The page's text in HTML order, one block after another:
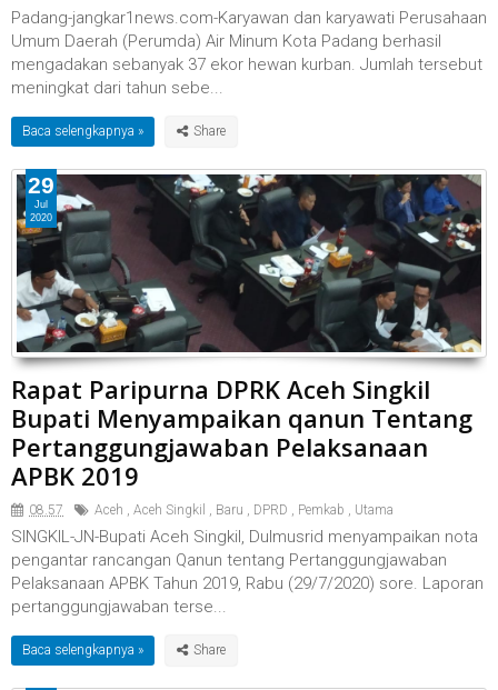
Padang-jangkar1news.com-Karyawan dan karyawati Perusahaan
Umum Daerah (Perumda) Air Minum Kota Padang berhasil
mengadakan sebanyak 37 ekor hewan kurban. Jumlah tersebut
meningkat dari tahun sebe...
Baca selengkapnya »
Rapat Paripurna DPRK Aceh Singkil
Bupati Menyampaikan qanun Tentang
Pertanggungjawaban Pelaksanaan
APBK 2019
08.57 Aceh , Aceh Singkil , Baru , DPRD , Pemkab , Utama
SINGKIL-JN-Bupati Aceh Singkil, Dulmusrid menyampaikan nota
pengantar rancangan Qanun tentang Pertanggungjawaban
Pelaksanaan APBK Tahun 2019, Rabu (29/7/2020) sore. Laporan
pertanggungjawaban terse...
Baca selengkapnya »
29
Jul
2020